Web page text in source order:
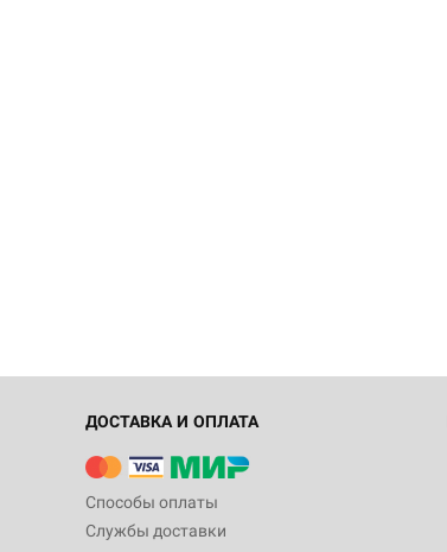
ДОСТАВКА И ОПЛАТА
Способы оплаты
Службы доставки